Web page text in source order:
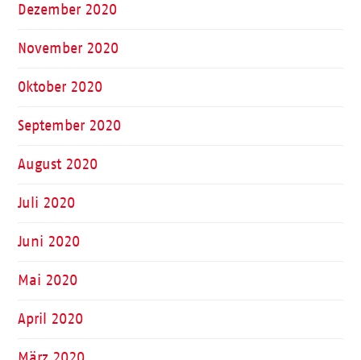
Dezember 2020
November 2020
Oktober 2020
September 2020
August 2020
Juli 2020
Juni 2020
Mai 2020
April 2020